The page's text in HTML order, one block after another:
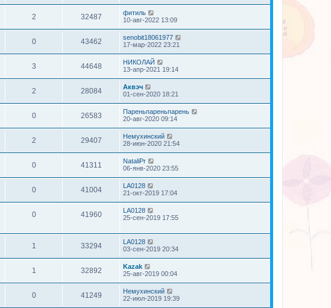
2 32487
фитиль
10-авг-2022 13:09
0 43462
senobit18061977
17-мар-2022 23:21
3 44648
НИКОЛАЙ
13-апр-2021 19:14
2 28084
Аквэч
01-сен-2020 18:21
0 26583
Пареньпареньпарень
20-авг-2020 09:14
2 29407
Немухинский
28-июн-2020 21:54
0 41311
NataliPr
06-янв-2020 23:55
0 41004
LA0128
21-окт-2019 17:04
0 41960
LA0128
25-сен-2019 17:55
1 33294
LA0128
03-сен-2019 20:34
1 32892
Kazak
25-авг-2019 00:04
0 41249
Немухинский
22-июл-2019 19:39